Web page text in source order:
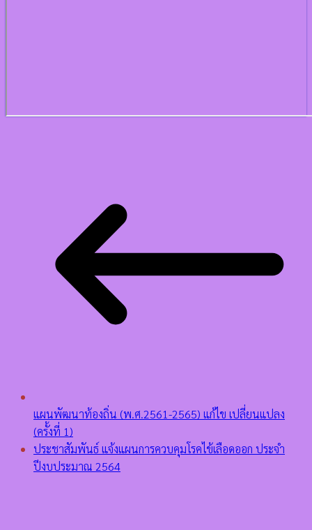
แผนพัฒนาท้องถิ่น (พ.ศ.2561-2565) แก้ไข เปลี่ยนแปลง
(ครั้งที่ 1)
ประชาสัมพันธ์ แจ้งแผนการควบคุมโรคไข้เลือดออก ประจำ
ปีงบประมาณ 2564